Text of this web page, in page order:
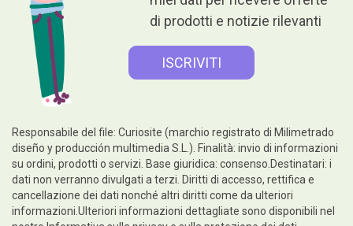
di prodotti e notizie rilevanti
Responsabile del file: Curiosite (marchio registrato di Milimetrado
diseño y producción multimedia S.L.). Finalità: invio di informazioni
su ordini, prodotti o servizi. Base giuridica: consenso.Destinatari: i
dati non verranno divulgati a terzi. Diritti di accesso, rettifica e
cancellazione dei dati nonché altri diritti come da ulteriori
informazioni.Ulteriori informazioni dettagliate sono disponibili nel